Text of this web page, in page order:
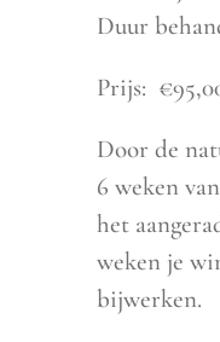
Duur
Prijs:
Door de
6 weken
het
weken je
bijwerken.